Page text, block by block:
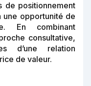
de positionnement
une opportunité de
En combinant
consultative,
d’une relation
de valeur.